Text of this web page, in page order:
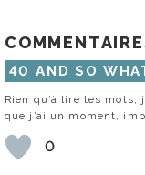
40 AND SO
Rien qu’à lire tes mots,
que j’ai un moment,
0